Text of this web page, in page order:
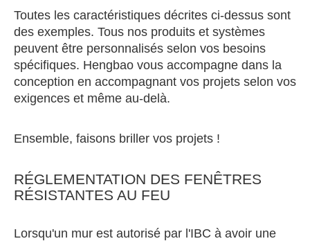
Toutes les caractéristiques décrites ci-dessus sont
des exemples. Tous nos produits et systèmes
peuvent être personnalisés selon vos besoins
spécifiques. Hengbao vous accompagne dans la
conception en accompagnant vos projets selon vos
exigences et même au-delà.
Ensemble, faisons briller vos projets !
RÉGLEMENTATION DES FENÊTRES
RÉSISTANTES AU FEU
Lorsqu'un mur est autorisé par l'IBC à avoir une